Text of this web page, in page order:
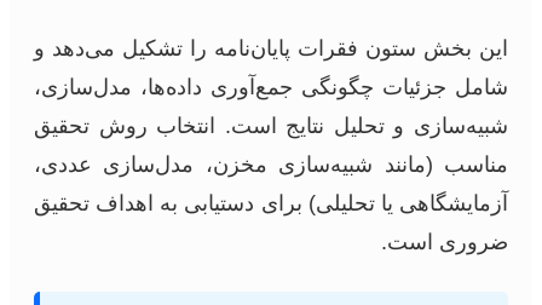
این بخش ستون فقرات پایان‌نامه را تشکیل می‌دهد و
شامل جزئیات چگونگی جمع‌آوری داده‌ها، مدل‌سازی،
شبیه‌سازی و تحلیل نتایج است. انتخاب روش تحقیق
مناسب (مانند شبیه‌سازی مخزن، مدل‌سازی عددی،
آزمایشگاهی یا تحلیلی) برای دستیابی به اهداف تحقیق
ضروری است.